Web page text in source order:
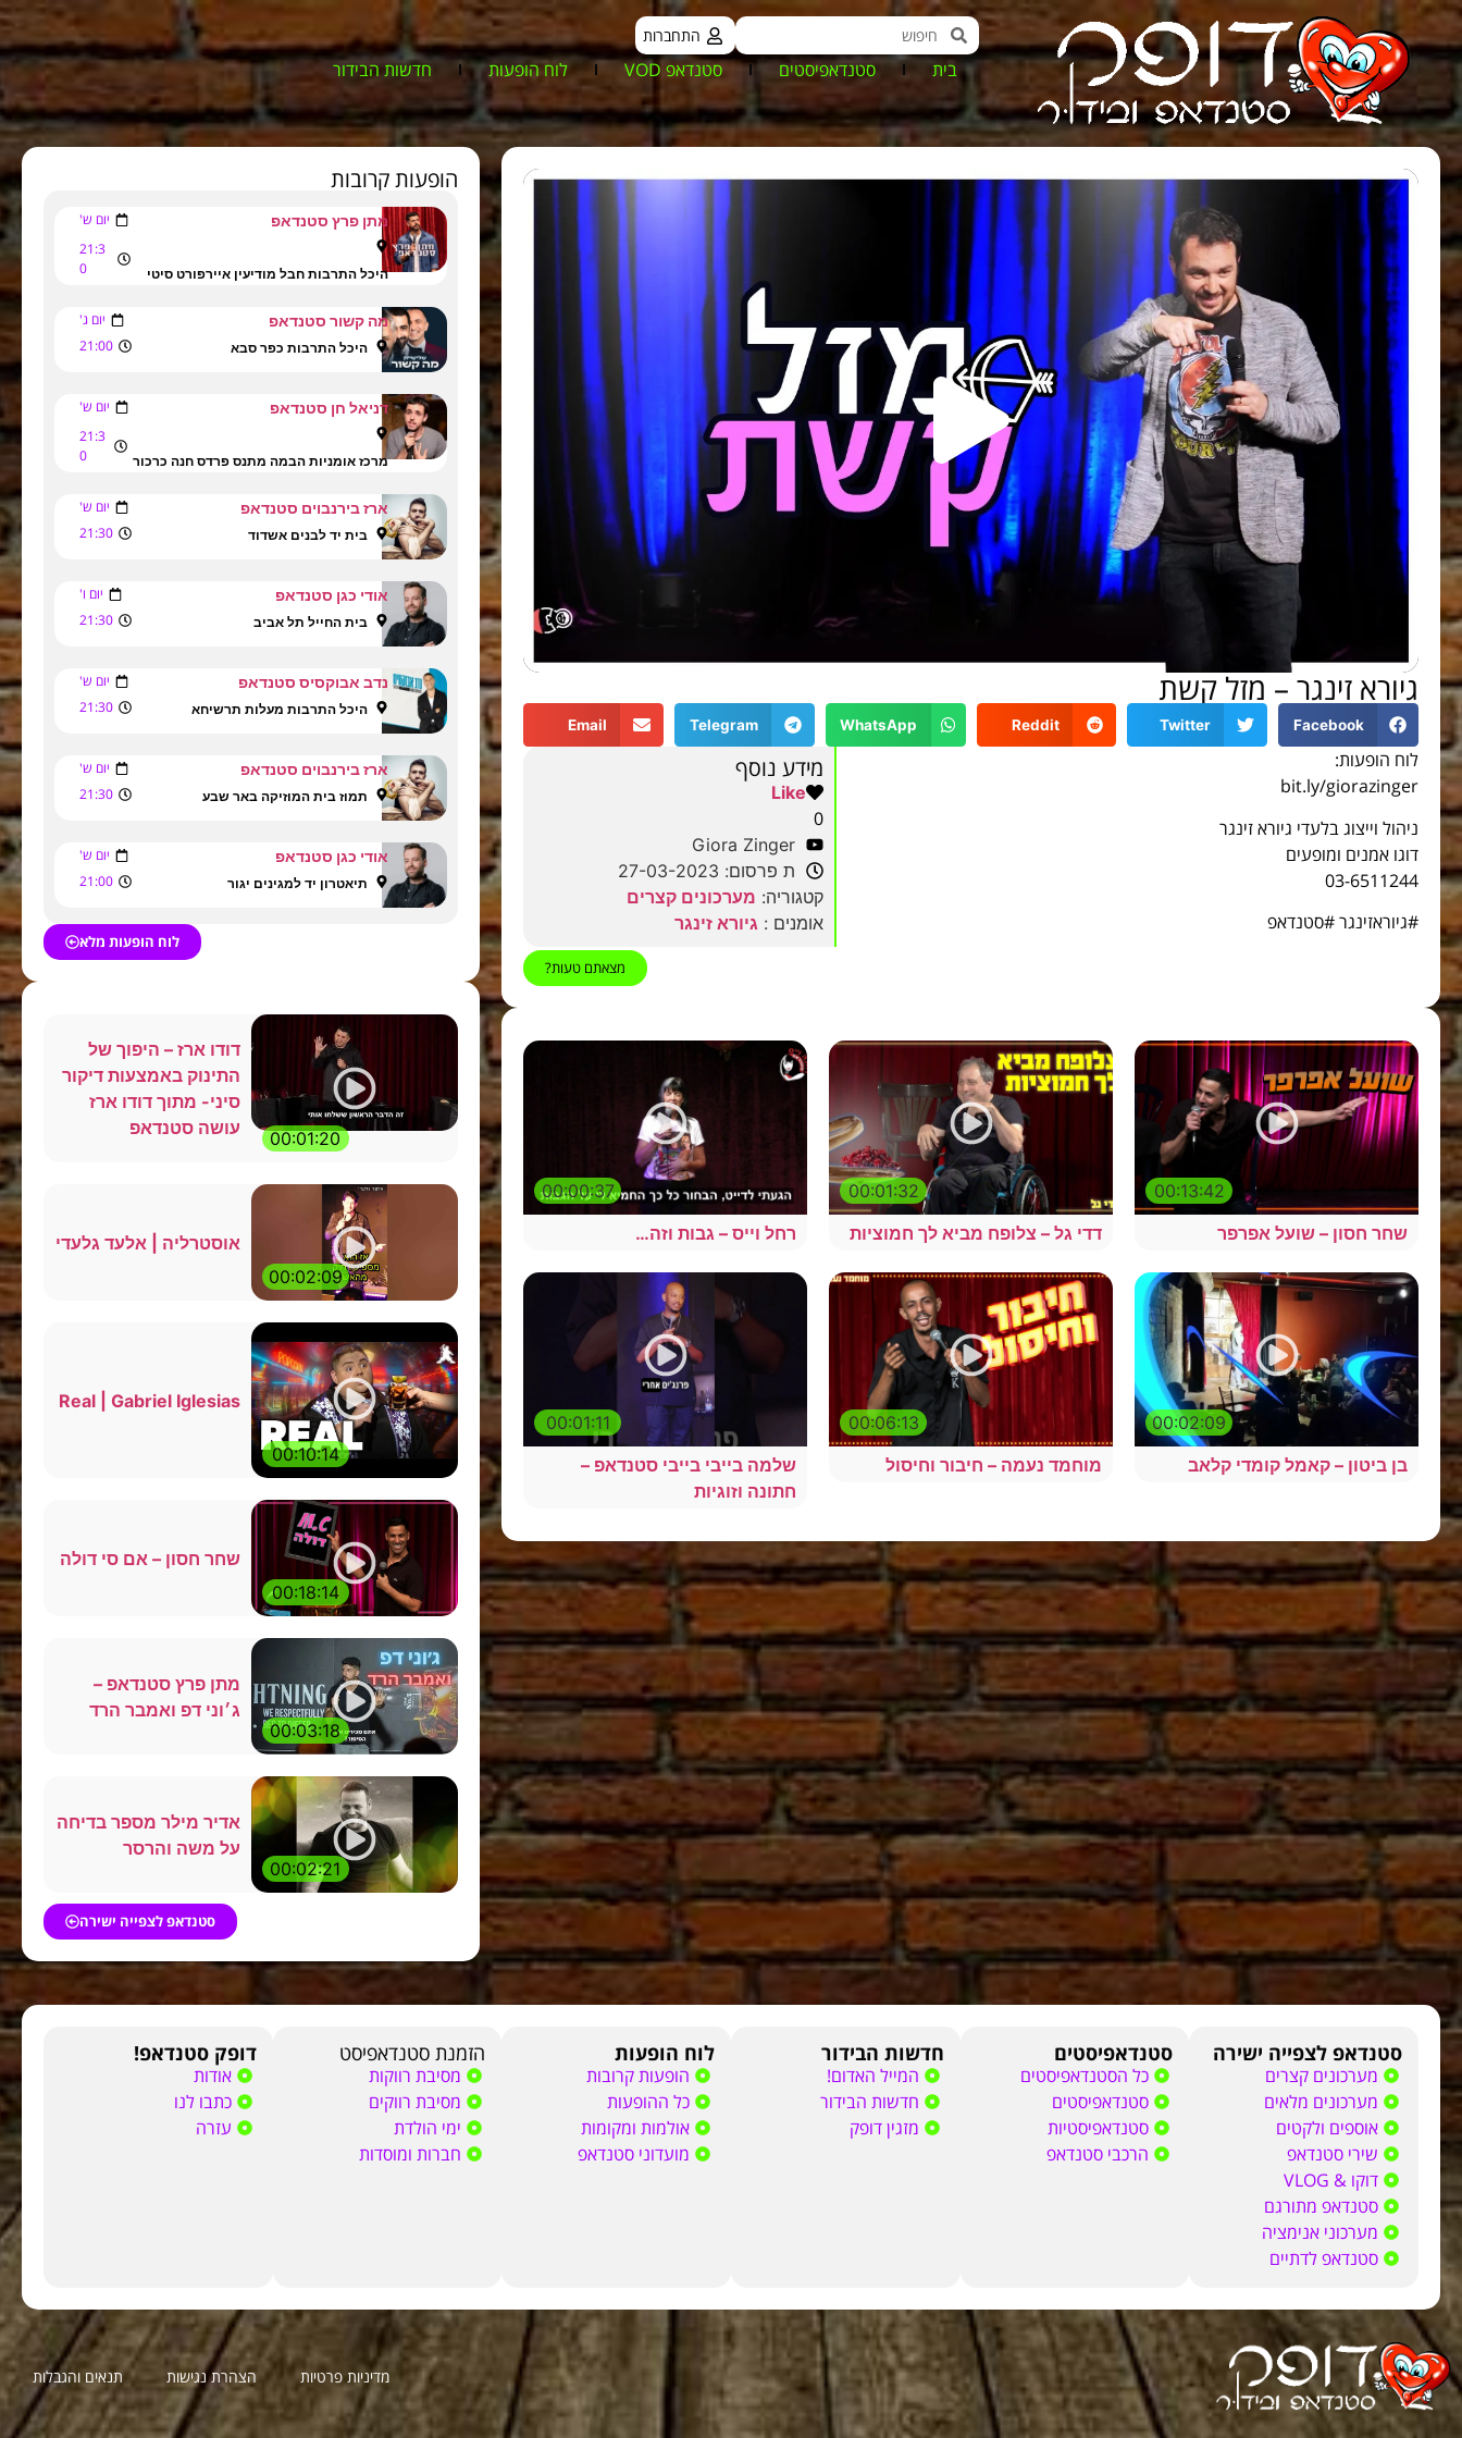
התחברות
בית סטנדאפיסטים סטנדאפ VOD לוח הופעות חדשות הבידור
גיורא זינגר – מזל קשת
Facebook
Twitter
Reddit
WhatsApp
Telegram
Email
לוח הופעות:
bit.ly/giorazinger
ניהול וייצוג בלעדי גיורא זינגר
דוגו אמנים ומופעים
03-6511244
#גיוראזינגר #סטנדאפ
מידע נוסף
Like
0
Giora Zinger
ת פרסום: 27-03-2023
קטגוריה: מערכונים קצרים
אומנים : גיורא זינגר
מצאתם טעות?
00:13:42
שחר חסון – שועל אפרפר
00:01:32
דדי גל – צלופח מביא לך חמוציות
00:00:37
רחל וייס – גבות וזה…
00:02:09
בן ביטון – קאמל קומדי קלאב
00:06:13
מוחמד נעמה – חיבור וחיסול
00:01:11
שלמה בייבי בייבי סטנדאפ –
חתונה וזוגיות
הופעות קרובות
מתן פרץ סטנדאפ יום ש'
היכל התרבות חבל מודיעין איירפורט סיטי
21:3
0
מה קשור סטנדאפ יום ג'
היכל התרבות כפר סבא 21:00
דניאל חן סטנדאפ יום ש'
מרכז אומניות הבמה מתנס פרדס חנה כרכור
21:3
0
ארז בירנבוים סטנדאפ יום ש'
בית יד לבנים אשדוד 21:30
אודי כגן סטנדאפ יום ו'
בית החייל תל אביב 21:30
נדב אבוקסיס סטנדאפ יום ש'
היכל התרבות מעלות תרשיחא 21:30
ארז בירנבוים סטנדאפ יום ש'
תמוז בית המוזיקה באר שבע 21:30
אודי כגן סטנדאפ יום ש'
תיאטרון יד למגינים יגור 21:00
לוח הופעות מלא
00:01:20
דודו ארז – היפוך של
התינוק באמצעות דיקור
סיני- מתוך דודו ארז
עושה סטנדאפ
00:02:09
אוסטרליה | אלעד גלעדי
00:10:14
Real | Gabriel Iglesias
00:18:14
שחר חסון – אם סי דולה
00:03:18
מתן פרץ סטנדאפ –
ג׳וני דפ ואמבר הרד
00:02:21
אדיר מילר מספר בדיחה
על משה והרסר
סטנדאפ לצפייה ישירה
סטנדאפ לצפייה ישירה
מערכונים קצרים
מערכונים מלאים
אוספים ולקטים
שירי סטנדאפ
דוקו & VLOG
סטנדאפ מתורגם
מערכוני אנימציה
סטנדאפ לדתיים
סטנדאפיסטים
כל הסטנדאפיסטים
סטנדאפיסטים
סטנדאפיסטיות
הרכבי סטנדאפ
חדשות הבידור
המייל האדום!
חדשות הבידור
מזגין דופק
לוח הופעות
הופעות קרובות
כל ההופעות
אולמות ומקומות
מועדוני סטנדאפ
הזמנת סטנדאפיסט
מסיבת רווקות
מסיבת רווקים
ימי הולדת
חברות ומוסדות
דופק סטנדאפ!
אודות
כתבו לנו
עזרה
מדיניות פרטיות הצהרת נגישות תנאים והגבלות